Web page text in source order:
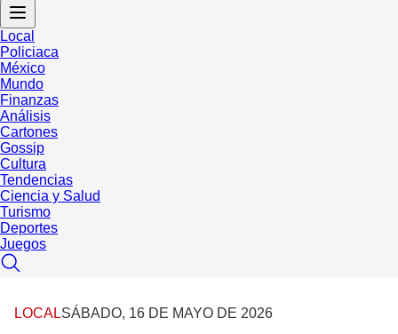
Local
Policiaca
México
Mundo
Finanzas
Análisis
Cartones
Gossip
Cultura
Tendencias
Ciencia y Salud
Turismo
Deportes
Juegos
LOCALSÁBADO, 16 DE MAYO DE 2026